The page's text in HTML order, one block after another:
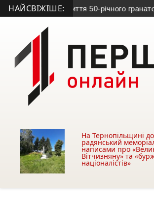
НАЙСВІЖІШЕ:
обірвала життя 50-річного
На Тернопільщині
радянський
написами про
Вітчизняну» та
націоналістів»